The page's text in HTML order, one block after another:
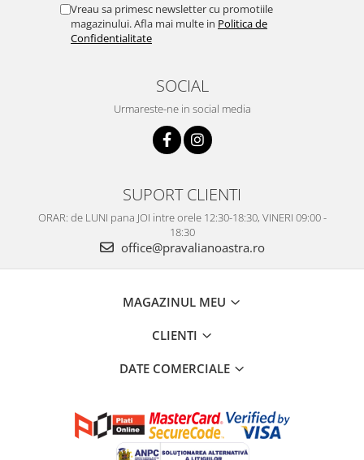
Vreau sa primesc newsletter cu promotiile
magazinului. Afla mai multe in Politica de
Confidentialitate
SOCIAL
Urmareste-ne in social media
SUPORT CLIENTI
ORAR: de LUNI pana JOI intre orele 12:30-18:30, VINERI 09:00 -
18:30
office@pravalianoastra.ro
MAGAZINUL MEU
CLIENTI
DATE COMERCIALE